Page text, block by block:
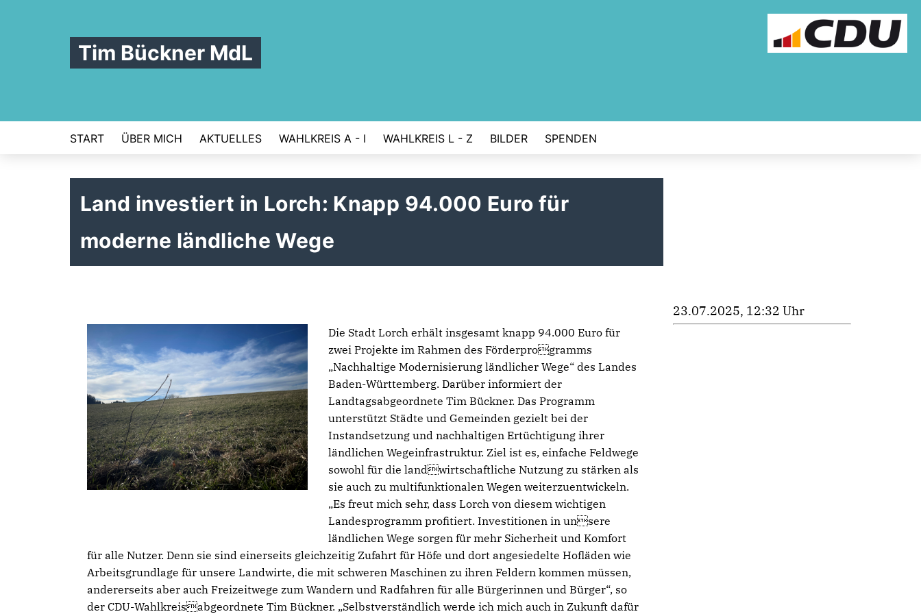
Tim Bückner MdL
START ÜBER MICH AKTUELLES WAHLKREIS A - I WAHLKREIS L - Z BILDER SPENDEN
Land investiert in Lorch: Knapp 94.000 Euro für
moderne ländliche Wege
Die Stadt Lorch erhält insgesamt knapp 94.000 Euro für
zwei Projekte im Rahmen des Förderprogramms
Nachhaltige Modernisierung ländlicher Wege“ des Landes
Baden-Württemberg. Darüber informiert der
Landtagsabgeordnete Tim Bückner. Das Programm
unterstützt Städte und Gemeinden gezielt bei der
Instandsetzung und nachhaltigen Ertüchtigung ihrer
ländlichen Wegeinfrastruktur. Ziel ist es, einfache Feldwege
sowohl für die landwirtschaftliche Nutzung zu stärken als
sie auch zu multifunktionalen Wegen weiterzuentwickeln.
Es freut mich sehr, dass Lorch von diesem wichtigen
Landesprogramm profitiert. Investitionen in unsere
ländlichen Wege sorgen für mehr Sicherheit und Komfort
für alle Nutzer. Denn sie sind einerseits gleichzeitig Zufahrt für Höfe und dort angesiedelte Hofläden wie
Arbeitsgrundlage für unsere Landwirte, die mit schweren Maschinen zu ihren Feldern kommen müssen,
andererseits aber auch Freizeitwege zum Wandern und Radfahren für alle Bürgerinnen und Bürger“, so
der CDU-Wahlkreisabgeordnete Tim Bückner. „Selbstverständlich werde ich mich auch in Zukunft dafür
23.07.2025, 12:32 Uhr